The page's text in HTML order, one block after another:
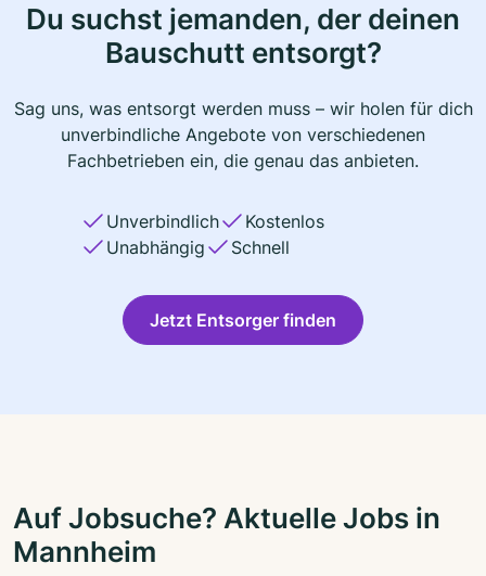
Du suchst jemanden, der deinen
Bauschutt entsorgt?
Sag uns, was entsorgt werden muss – wir holen für dich
unverbindliche Angebote von verschiedenen
Fachbetrieben ein, die genau das anbieten.
Unverbindlich
Kostenlos
Unabhängig
Schnell
Jetzt Entsorger finden
Auf Jobsuche? Aktuelle Jobs in
Mannheim